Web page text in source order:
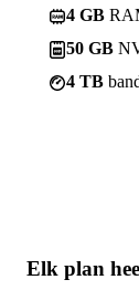
4 GB
50 GB
4 TB
Elk plan